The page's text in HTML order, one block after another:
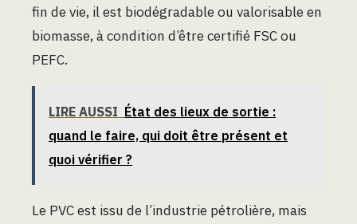
fin de vie, il est biodégradable ou valorisable en
biomasse, à condition d’être certifié FSC ou
PEFC.
LIRE AUSSI État des lieux de sortie :
quand le faire, qui doit être présent et
quoi vérifier ?
Le PVC est issu de l’industrie pétrolière, mais